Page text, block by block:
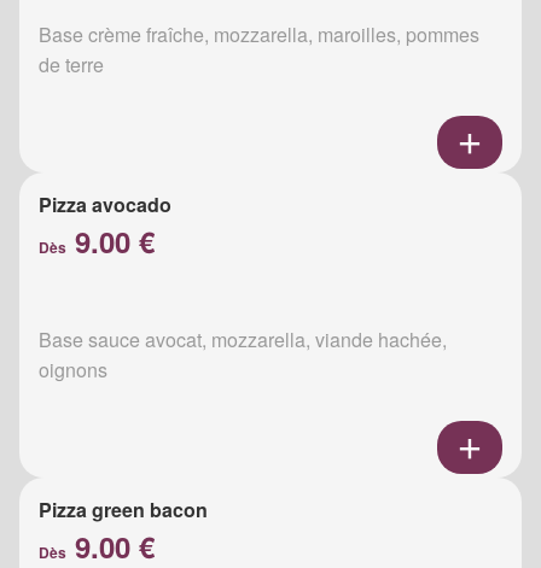
Base crème fraîche, mozzarella, maroilles, pommes
de terre
Pizza avocado
Dès 9.00 €
Base sauce avocat, mozzarella, viande hachée,
oignons
Pizza green bacon
Dès 9.00 €